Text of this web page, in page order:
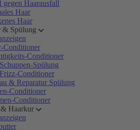
gegen Haarausfall
Haar
Haar
& Spülung
Conditioner
Conditioner
Spülung
Conditioner
& Reparatur Spülung
Conditioner
Conditioner
& Haarkur